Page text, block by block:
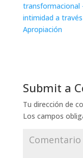
transformacional
intimidad a
Apropiación
Submit a
Tu dirección de
Los campos